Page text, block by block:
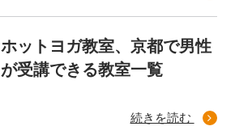
ホットヨガ教室、京都で男性
が受講できる教室一覧
続きを読む